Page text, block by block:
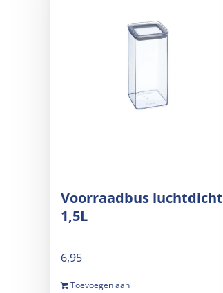
Voorraadbus luchtdicht
1,5L
6,95
Toevoegen aan